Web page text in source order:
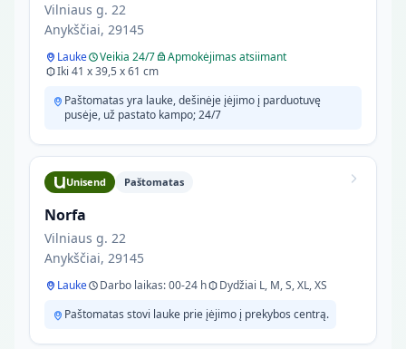
Vilniaus g. 22
Anykščiai, 29145
Lauke Veikia 24/7
Apmokėjimas atsiimant
Iki 41 x 39,5 x 61 cm
Paštomatas yra lauke, dešinėje įėjimo į parduotuvę
pusėje, už pastato kampo; 24/7
Unisend Paštomatas
Norfa
Vilniaus g. 22
Anykščiai, 29145
Lauke Darbo laikas: 00-24 h
Dydžiai L, M, S, XL, XS
Paštomatas stovi lauke prie įėjimo į prekybos centrą.